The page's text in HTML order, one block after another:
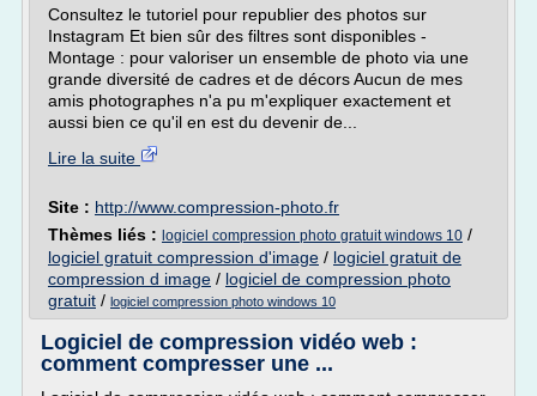
Consultez le tutoriel pour republier des photos sur
Instagram Et bien sûr des filtres sont disponibles -
Montage : pour valoriser un ensemble de photo via une
grande diversité de cadres et de décors Aucun de mes
amis photographes n'a pu m'expliquer exactement et
aussi bien ce qu'il en est du devenir de...
Lire la suite
Site : http://www.compression-photo.fr
Thèmes liés : logiciel compression photo gratuit windows 10 /
logiciel gratuit compression d'image / logiciel gratuit de
compression d image / logiciel de compression photo
gratuit / logiciel compression photo windows 10
Logiciel de compression vidéo web :
comment compresser une ...